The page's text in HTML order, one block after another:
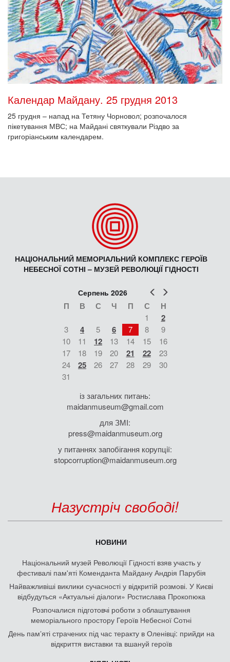
Календар Майдану. 25 грудня 2013
25 грудня – напад на Тетяну Чорновол; розпочалося
пікетування МВС; на Майдані святкували Різдво за
григоріанським календарем.
НАЦІОНАЛЬНИЙ МЕМОРІАЛЬНИЙ КОМПЛЕКС ГЕРОЇВ
НЕБЕСНОЇ СОТНІ – МУЗЕЙ РЕВОЛЮЦІЇ ГІДНОСТІ
Попер
Серпень 2026
П В С Ч П С Н
1 2
3 4 5 6 7 8
9
10
11 12 13 14 15
16
17
18 19 20 21 22
23
24
25 26 27 28 29
30
31
із загальних питань:
maidanmuseum@gmail.com
для ЗМІ:
press@maidanmuseum.org
у питаннях запобігання корупції:
stopcorruption@maidanmuseum.org
Назустріч свободі!
НОВИНИ
Національний музей Революції Гідності взяв участь у
фестивалі пам'яті Коменданта Майдану Андрія Парубія
Найважливіші виклики сучасності у відкритій розмові. У Києві
відбудуться «Актуальні діалоги» Ростислава Прокопюка
Розпочалися підготовчі роботи з облаштування
меморіального простору Героїв Небесної Сотні
День памʼяті страчених під час теракту в Оленівці: прийди на
відкриття виставки та вшануй героїв